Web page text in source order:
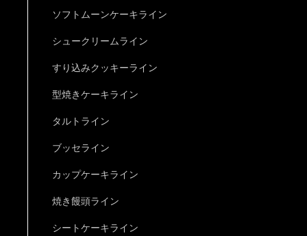
ソフトムーンケーキライン
シュークリームライン
すり込みクッキーライン
型焼きケーキライン
タルトライン
ブッセライン
カップケーキライン
焼き饅頭ライン
シートケーキライン